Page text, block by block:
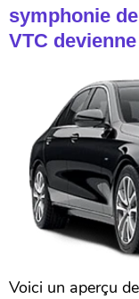
symphonie
VTC
Voici un aperçu